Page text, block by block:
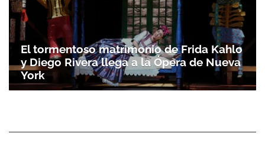
El tormentoso matrimonio de Frida Kahlo
y Diego Rivera llega a la Ópera de Nueva
York